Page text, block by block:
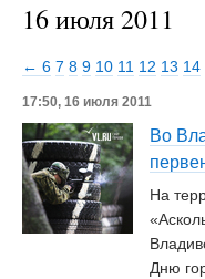
16 июля 2011
← 6 7 8 9 10 11 12 13 14
17:50, 16 июля 2011
Во
На
Дню